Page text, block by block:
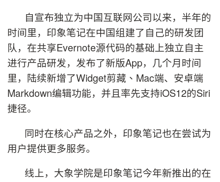
自宣布独立为中国互联网公司以来，半年的
时间里，印象笔记在中国组建了自己的研发团
队，在共享Evernote源代码的基础上独立自主
进行产品研发，发布了新版App，几个月时间
里，陆续新增了Widget剪藏、 Mac端、安卓端
Markdown编辑功能，并且率先支持iOS12的Siri
捷径。
同时在核心产品之外，印象笔记也在尝试为
用户提供更多服务。
线上，大象学院是印象笔记今年新推出的在